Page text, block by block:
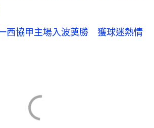
西協甲主場入波奠勝 獲球迷熱情